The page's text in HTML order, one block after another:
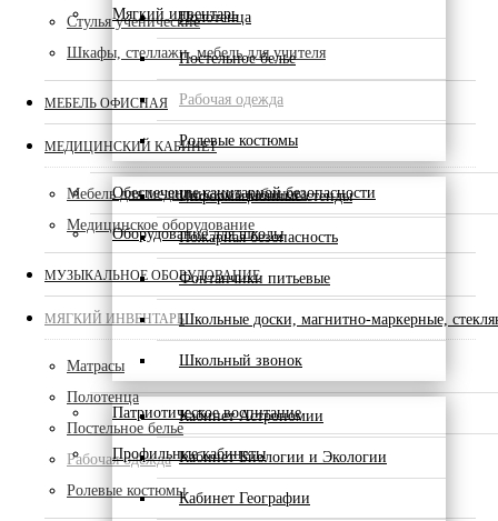
Мягкий инвентарь
Полотенца
Постельное белье
Рабочая одежда
Ролевые костюмы
Обеспечение санитарной безопасности
Оборудование для школы
Информационные стенды
Пожарная безопасность
Фонтанчики питьевые
Школьные доски, магнитно-маркерные,
Школьный звонок
Патриотическое воспитание
Профильные кабинеты
Кабинет Астрономии
Кабинет Биологии и Экологии
Кабинет Географии
Стулья ученические
Шкафы, стеллажи, мебель для учителя
МЕБЕЛЬ ОФИСНАЯ
МЕДИЦИНСКИЙ КАБИНЕТ
Мебель для медицинского кабинета
Медицинское оборудование
МУЗЫКАЛЬНОЕ ОБОРУДОВАНИЕ
МЯГКИЙ ИНВЕНТАРЬ
Матрасы
Полотенца
Постельное белье
Рабочая одежда
Ролевые костюмы